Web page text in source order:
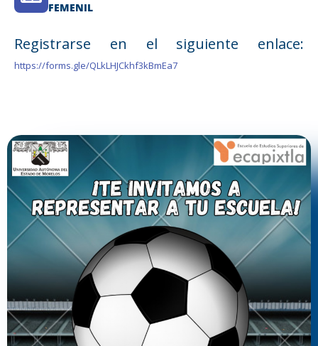
FEMENIL
Registrarse en el siguiente enlace:
https://forms.gle/QLkLHJCkhf3kBmEa7